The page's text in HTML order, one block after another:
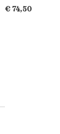
€ 74,50